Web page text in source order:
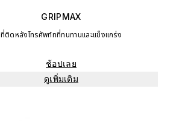
GRIPMAX
ที่ติดหลังโทรศัพท์ทที่ทนทานและแข็งแกร่ง
ช้อปเลย
ดูเพิ่มเติม